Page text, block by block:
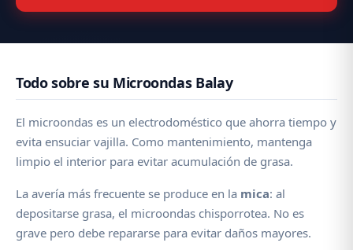
Todo sobre su Microondas Balay
El microondas es un electrodoméstico que ahorra tiempo y
evita ensuciar vajilla. Como mantenimiento, mantenga
limpio el interior para evitar acumulación de grasa.
La avería más frecuente se produce en la mica: al
depositarse grasa, el microondas chisporrotea. No es
grave pero debe repararse para evitar daños mayores.